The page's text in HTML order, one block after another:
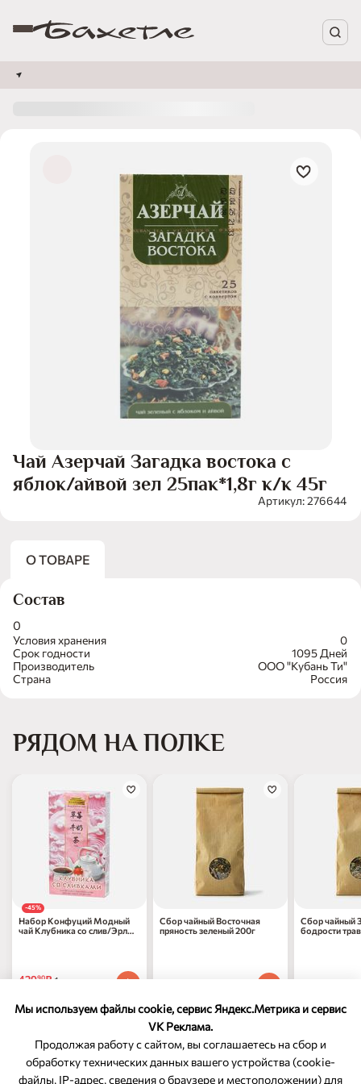
Мы используем файлы cookie, сервис Яндекс.Метрика и сервис
VK Реклама.
Продолжая работу с сайтом, вы соглашаетесь на сбор и
обработку технических данных вашего устройства (cookie-
файлы, IP-адрес, сведения о браузере и местоположении) для
Чай Азерчай Загадка востока с
яблок/айвой зел 25пак*1,8г к/к 45г
Артикул: 276644
О ТОВАРЕ
Условия хранения
0
Срок годности
1095 Дней
Производитель
ООО "Кубань Ти"
Страна
Россия
Состав
0
РЯДОМ НА ПОЛКЕ
-45%
Набор Конфуций Модный
чай Клубника со слив/Эрл
42990₽ 1 шт
Сбор чайный Восточная
пряность зеленый 200г
Сбор чайный
бодрости